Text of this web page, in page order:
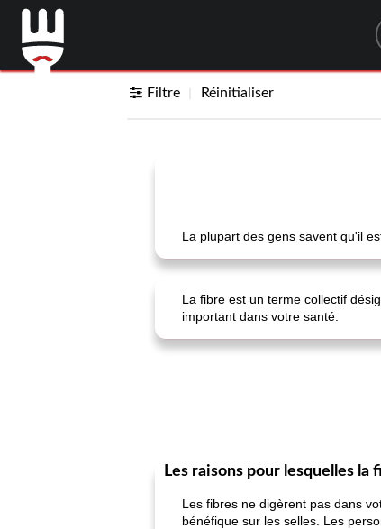
Filtre Réinitialiser
La plupart des gens savent qu'il
La fibre est un terme collectif
important dans votre santé.
Les raisons pour lesquelles la
Les fibres ne digèrent pas dans
bénéfique sur les selles. Les